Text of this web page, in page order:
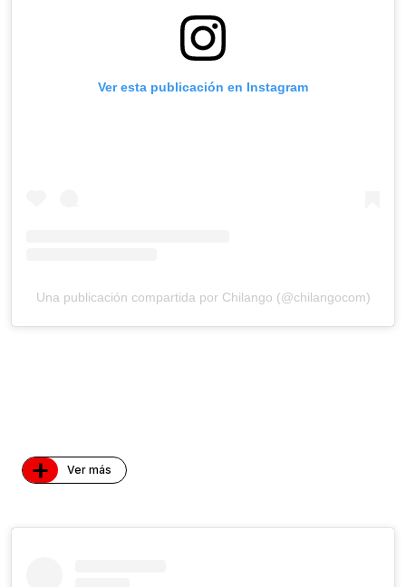
Ver esta publicación en Instagram
Una publicación compartida por Chilango (@chilangocom)
+ Ver más